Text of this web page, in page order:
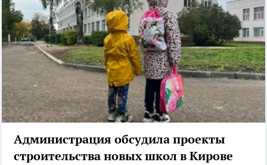
Администрация обсудила проекты
строительства новых школ в Кирове